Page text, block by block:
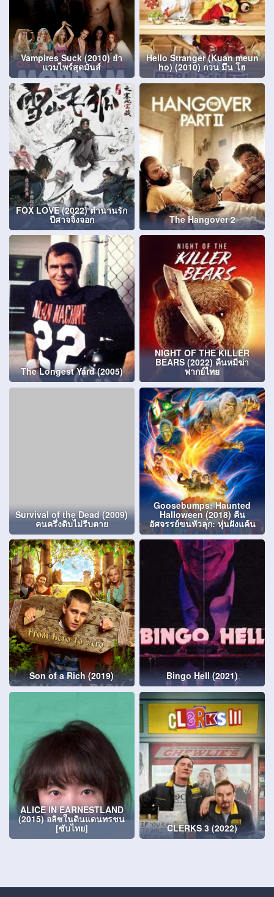
Vampires Suck (2010) ยำ
แวมไพร์สุดมันส์
Hello Stranger (Kuan meun
ho) (2010) กวน มึน โฮ
FOX LOVE (2022) ตำนานรัก
ปีศาจจิ้งจอก The Hangover 2
The Longest Yard (2005)
NIGHT OF THE KILLER
BEARS (2022) คืนหมีฆ่า
พากย์ไทย
Survival of the Dead (2009)
คนครึ่งดิบไม่รีบตาย
Goosebumps: Haunted
Halloween (2018) คืน
อัศจรรย์ขนหัวลุก: หุ่นฝังแค้น
Son of a Rich (2019) Bingo Hell (2021)
ALICE IN EARNESTLAND
(2015) อลิซในดินแดนทรชน
[ซับไทย] CLERKS 3 (2022)